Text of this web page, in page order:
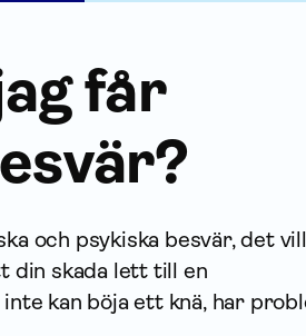
får
och psykiska besvär, det vill
din skada lett till en
kan böja ett knä, har